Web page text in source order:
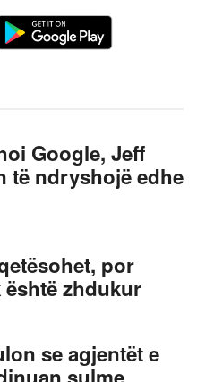
Google, Jeff
të ndryshojë edhe
por
zhdukur
se agjentët e